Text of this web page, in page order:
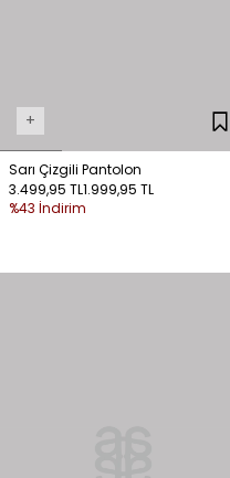
+
Sarı Çizgili Pantolon
3.499,95 TL1.999,95 TL
%43 İndirim